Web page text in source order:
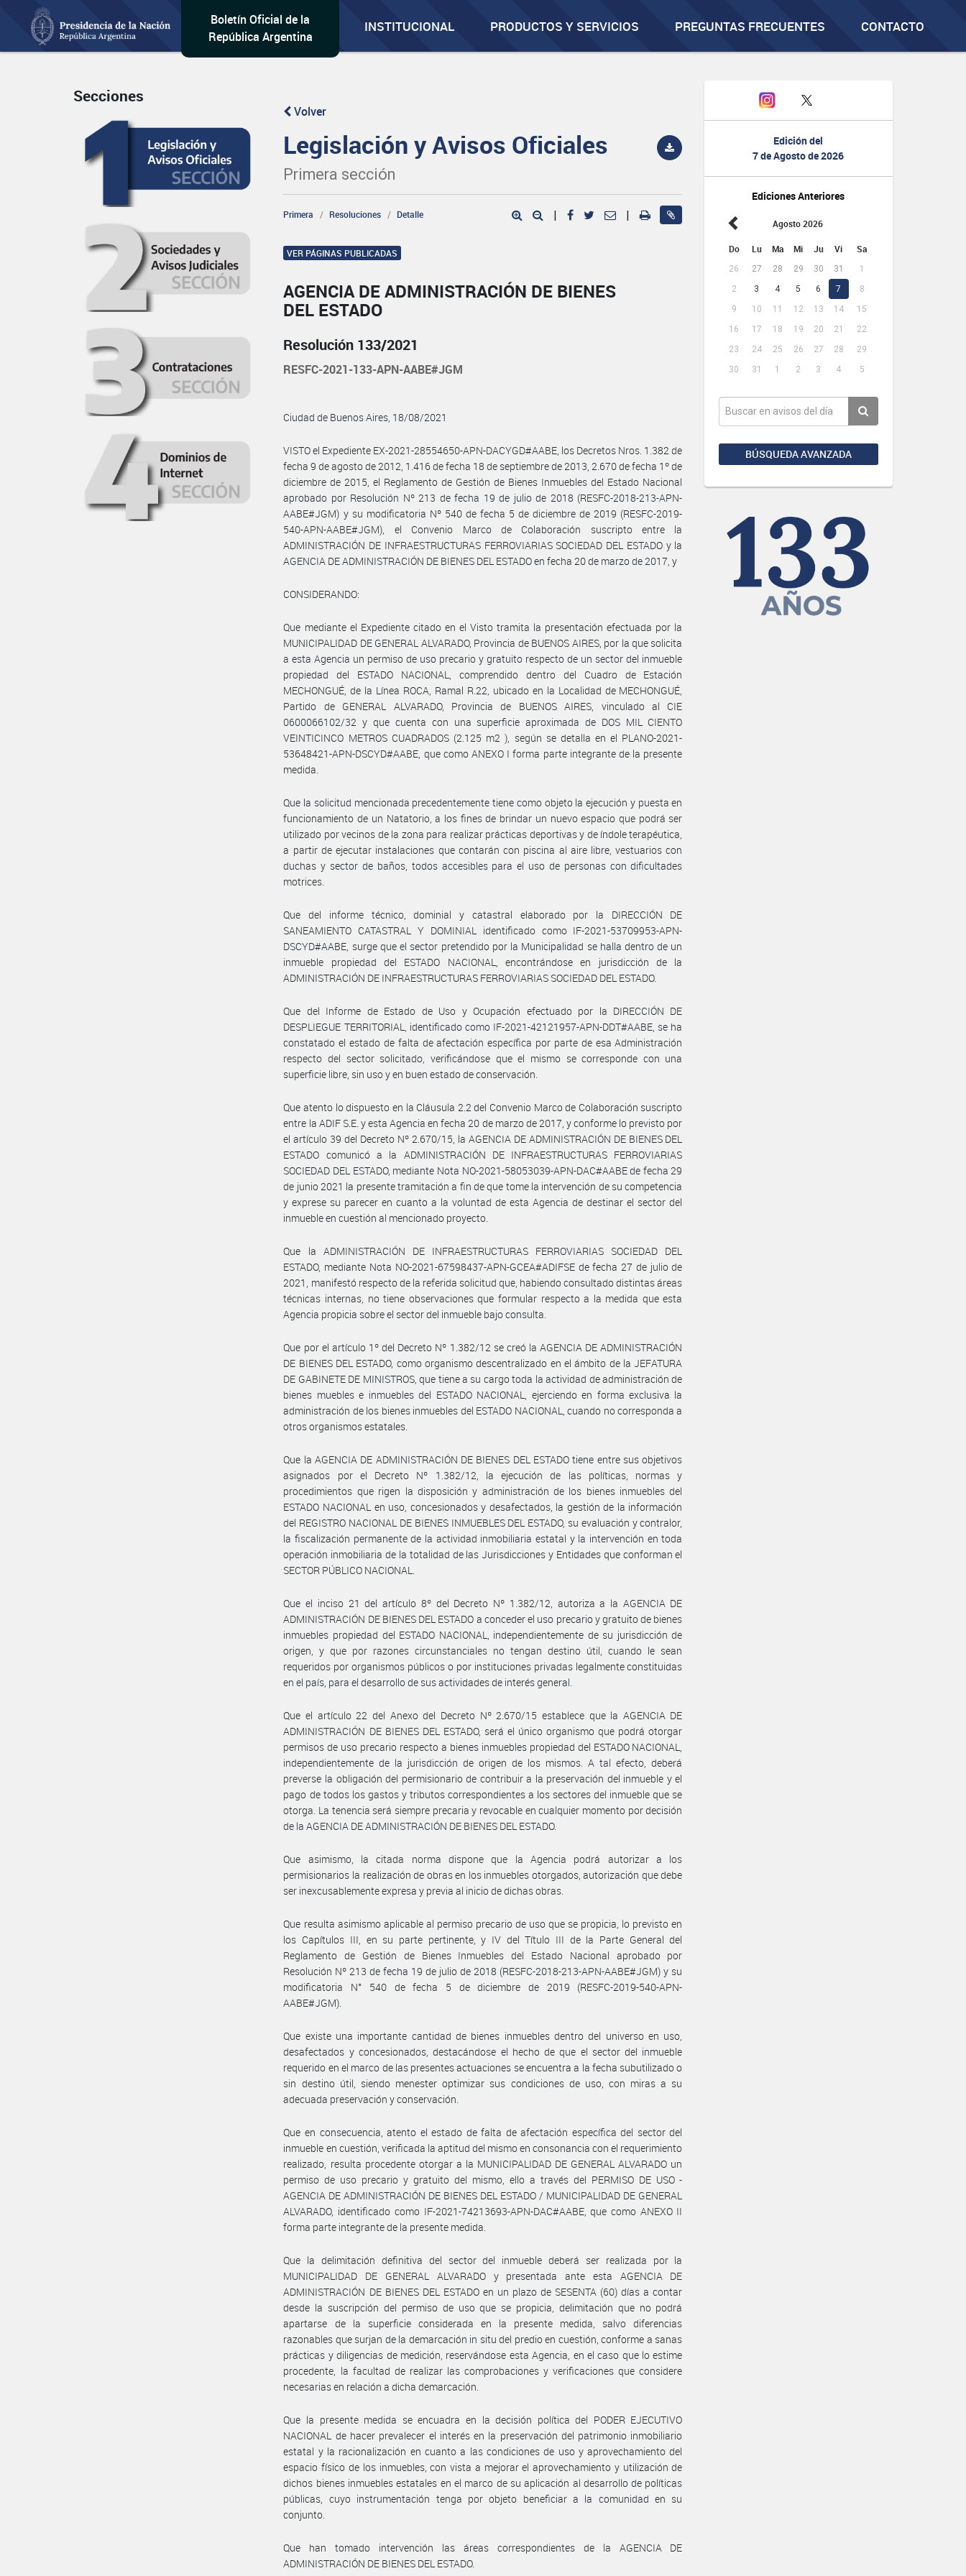
Boletín Oficial de la
República Argentina
INSTITUCIONAL PRODUCTOS Y SERVICIOS PREGUNTAS FRECUENTES CONTACTO
Edición del
7 de Agosto de 2026
Ediciones Anteriores
Agosto 2026
Do Lu Ma Mi Ju Vi Sa
26 27 28 29 30 31
1
2
3 4 5 6 7
8
9
10 11 12 13 14
15
16
17 18 19 20 21
22
23
24 25 26 27 28
29
30
31 1 2 3 4 5
BÚSQUEDA AVANZADA
Secciones
Volver
Legislación y Avisos Oficiales
Primera sección
Primera Resoluciones Detalle | |
VER PÁGINAS PUBLICADAS
AGENCIA DE ADMINISTRACIÓN DE BIENES
DEL ESTADO
Resolución 133/2021
RESFC-2021-133-APN-AABE#JGM
Ciudad de Buenos Aires, 18/08/2021
VISTO el Expediente EX-2021-28554650-APN-DACYGD#AABE, los Decretos Nros. 1.382 de
fecha 9 de agosto de 2012, 1.416 de fecha 18 de septiembre de 2013, 2.670 de fecha 1º de
diciembre de 2015, el Reglamento de Gestión de Bienes Inmuebles del Estado Nacional
aprobado por Resolución Nº 213 de fecha 19 de julio de 2018 (RESFC-2018-213-APN-
AABE#JGM) y su modificatoria Nº 540 de fecha 5 de diciembre de 2019 (RESFC-2019-
540-APN-AABE#JGM), el Convenio Marco de Colaboración suscripto entre la
ADMINISTRACIÓN DE INFRAESTRUCTURAS FERROVIARIAS SOCIEDAD DEL ESTADO y la
AGENCIA DE ADMINISTRACIÓN DE BIENES DEL ESTADO en fecha 20 de marzo de 2017, y
CONSIDERANDO:
Que mediante el Expediente citado en el Visto tramita la presentación efectuada por la
MUNICIPALIDAD DE GENERAL ALVARADO, Provincia de BUENOS AIRES, por la que solicita
a esta Agencia un permiso de uso precario y gratuito respecto de un sector del inmueble
propiedad del ESTADO NACIONAL, comprendido dentro del Cuadro de Estación
MECHONGUÉ, de la Línea ROCA, Ramal R.22, ubicado en la Localidad de MECHONGUÉ,
Partido de GENERAL ALVARADO, Provincia de BUENOS AIRES, vinculado al CIE
0600066102/32 y que cuenta con una superficie aproximada de DOS MIL CIENTO
VEINTICINCO METROS CUADRADOS (2.125 m2 ), según se detalla en el PLANO-2021-
53648421-APN-DSCYD#AABE, que como ANEXO I forma parte integrante de la presente
medida.
Que la solicitud mencionada precedentemente tiene como objeto la ejecución y puesta en
funcionamiento de un Natatorio, a los fines de brindar un nuevo espacio que podrá ser
utilizado por vecinos de la zona para realizar prácticas deportivas y de índole terapéutica,
a partir de ejecutar instalaciones que contarán con piscina al aire libre, vestuarios con
duchas y sector de baños, todos accesibles para el uso de personas con dificultades
motrices.
Que del informe técnico, dominial y catastral elaborado por la DIRECCIÓN DE
SANEAMIENTO CATASTRAL Y DOMINIAL identificado como IF-2021-53709953-APN-
DSCYD#AABE, surge que el sector pretendido por la Municipalidad se halla dentro de un
inmueble propiedad del ESTADO NACIONAL, encontrándose en jurisdicción de la
ADMINISTRACIÓN DE INFRAESTRUCTURAS FERROVIARIAS SOCIEDAD DEL ESTADO.
Que del Informe de Estado de Uso y Ocupación efectuado por la DIRECCIÓN DE
DESPLIEGUE TERRITORIAL, identificado como IF-2021-42121957-APN-DDT#AABE, se ha
constatado el estado de falta de afectación específica por parte de esa Administración
respecto del sector solicitado, verificándose que el mismo se corresponde con una
superficie libre, sin uso y en buen estado de conservación.
Que atento lo dispuesto en la Cláusula 2.2 del Convenio Marco de Colaboración suscripto
entre la ADIF S.E. y esta Agencia en fecha 20 de marzo de 2017, y conforme lo previsto por
el artículo 39 del Decreto Nº 2.670/15, la AGENCIA DE ADMINISTRACIÓN DE BIENES DEL
ESTADO comunicó a la ADMINISTRACIÓN DE INFRAESTRUCTURAS FERROVIARIAS
SOCIEDAD DEL ESTADO, mediante Nota NO-2021-58053039-APN-DAC#AABE de fecha 29
de junio 2021 la presente tramitación a fin de que tome la intervención de su competencia
y exprese su parecer en cuanto a la voluntad de esta Agencia de destinar el sector del
inmueble en cuestión al mencionado proyecto.
Que la ADMINISTRACIÓN DE INFRAESTRUCTURAS FERROVIARIAS SOCIEDAD DEL
ESTADO, mediante Nota NO-2021-67598437-APN-GCEA#ADIFSE de fecha 27 de julio de
2021, manifestó respecto de la referida solicitud que, habiendo consultado distintas áreas
técnicas internas, no tiene observaciones que formular respecto a la medida que esta
Agencia propicia sobre el sector del inmueble bajo consulta.
Que por el artículo 1º del Decreto Nº 1.382/12 se creó la AGENCIA DE ADMINISTRACIÓN
DE BIENES DEL ESTADO, como organismo descentralizado en el ámbito de la JEFATURA
DE GABINETE DE MINISTROS, que tiene a su cargo toda la actividad de administración de
bienes muebles e inmuebles del ESTADO NACIONAL, ejerciendo en forma exclusiva la
administración de los bienes inmuebles del ESTADO NACIONAL, cuando no corresponda a
otros organismos estatales.
Que la AGENCIA DE ADMINISTRACIÓN DE BIENES DEL ESTADO tiene entre sus objetivos
asignados por el Decreto Nº 1.382/12, la ejecución de las políticas, normas y
procedimientos que rigen la disposición y administración de los bienes inmuebles del
ESTADO NACIONAL en uso, concesionados y desafectados, la gestión de la información
del REGISTRO NACIONAL DE BIENES INMUEBLES DEL ESTADO, su evaluación y contralor,
la fiscalización permanente de la actividad inmobiliaria estatal y la intervención en toda
operación inmobiliaria de la totalidad de las Jurisdicciones y Entidades que conforman el
SECTOR PÚBLICO NACIONAL.
Que el inciso 21 del artículo 8º del Decreto Nº 1.382/12, autoriza a la AGENCIA DE
ADMINISTRACIÓN DE BIENES DEL ESTADO a conceder el uso precario y gratuito de bienes
inmuebles propiedad del ESTADO NACIONAL, independientemente de su jurisdicción de
origen, y que por razones circunstanciales no tengan destino útil, cuando le sean
requeridos por organismos públicos o por instituciones privadas legalmente constituidas
en el país, para el desarrollo de sus actividades de interés general.
Que el artículo 22 del Anexo del Decreto Nº 2.670/15 establece que la AGENCIA DE
ADMINISTRACIÓN DE BIENES DEL ESTADO, será el único organismo que podrá otorgar
permisos de uso precario respecto a bienes inmuebles propiedad del ESTADO NACIONAL,
independientemente de la jurisdicción de origen de los mismos. A tal efecto, deberá
preverse la obligación del permisionario de contribuir a la preservación del inmueble y el
pago de todos los gastos y tributos correspondientes a los sectores del inmueble que se
otorga. La tenencia será siempre precaria y revocable en cualquier momento por decisión
de la AGENCIA DE ADMINISTRACIÓN DE BIENES DEL ESTADO.
Que asimismo, la citada norma dispone que la Agencia podrá autorizar a los
permisionarios la realización de obras en los inmuebles otorgados, autorización que debe
ser inexcusablemente expresa y previa al inicio de dichas obras.
Que resulta asimismo aplicable al permiso precario de uso que se propicia, lo previsto en
los Capítulos III, en su parte pertinente, y IV del Título III de la Parte General del
Reglamento de Gestión de Bienes Inmuebles del Estado Nacional aprobado por
Resolución Nº 213 de fecha 19 de julio de 2018 (RESFC-2018-213-APN-AABE#JGM) y su
modificatoria N° 540 de fecha 5 de diciembre de 2019 (RESFC-2019-540-APN-
AABE#JGM).
Que existe una importante cantidad de bienes inmuebles dentro del universo en uso,
desafectados y concesionados, destacándose el hecho de que el sector del inmueble
requerido en el marco de las presentes actuaciones se encuentra a la fecha subutilizado o
sin destino útil, siendo menester optimizar sus condiciones de uso, con miras a su
adecuada preservación y conservación.
Que en consecuencia, atento el estado de falta de afectación específica del sector del
inmueble en cuestión, verificada la aptitud del mismo en consonancia con el requerimiento
realizado, resulta procedente otorgar a la MUNICIPALIDAD DE GENERAL ALVARADO un
permiso de uso precario y gratuito del mismo, ello a través del PERMISO DE USO -
AGENCIA DE ADMINISTRACIÓN DE BIENES DEL ESTADO / MUNICIPALIDAD DE GENERAL
ALVARADO, identificado como IF-2021-74213693-APN-DAC#AABE, que como ANEXO II
forma parte integrante de la presente medida.
Que la delimitación definitiva del sector del inmueble deberá ser realizada por la
MUNICIPALIDAD DE GENERAL ALVARADO y presentada ante esta AGENCIA DE
ADMINISTRACIÓN DE BIENES DEL ESTADO en un plazo de SESENTA (60) días a contar
desde la suscripción del permiso de uso que se propicia, delimitación que no podrá
apartarse de la superficie considerada en la presente medida, salvo diferencias
razonables que surjan de la demarcación in situ del predio en cuestión, conforme a sanas
prácticas y diligencias de medición, reservándose esta Agencia, en el caso que lo estime
procedente, la facultad de realizar las comprobaciones y verificaciones que considere
necesarias en relación a dicha demarcación.
Que la presente medida se encuadra en la decisión política del PODER EJECUTIVO
NACIONAL de hacer prevalecer el interés en la preservación del patrimonio inmobiliario
estatal y la racionalización en cuanto a las condiciones de uso y aprovechamiento del
espacio físico de los inmuebles, con vista a mejorar el aprovechamiento y utilización de
dichos bienes inmuebles estatales en el marco de su aplicación al desarrollo de políticas
públicas, cuyo instrumentación tenga por objeto beneficiar a la comunidad en su
conjunto.
Que han tomado intervención las áreas correspondientes de la AGENCIA DE
ADMINISTRACIÓN DE BIENES DEL ESTADO.